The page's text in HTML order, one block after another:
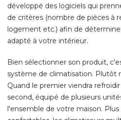
développé des logiciels qui
de critères (nombre de pièces à
logement etc.) afin de
adapté à votre intérieur.
Bien sélectionner son produit,
système de climatisation. Plutôt
Quand le premier viendra
second, équipé de plusieurs
l'ensemble de votre maison.